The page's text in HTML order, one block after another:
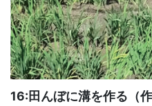
16:田んぼに溝を作る（作